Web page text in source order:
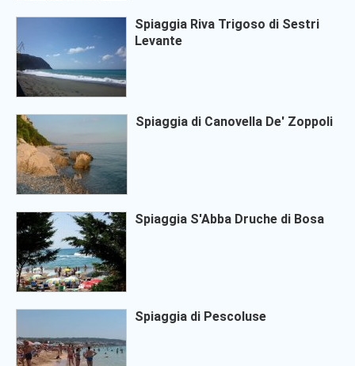
Spiaggia Riva Trigoso di Sestri
Levante
Spiaggia di Canovella De' Zoppoli
Spiaggia S'Abba Druche di Bosa
Spiaggia di Pescoluse